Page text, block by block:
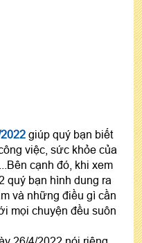
giúp quý bạn biết
việc, sức khỏe của
cạnh đó, khi xem
quý bạn hình dung ra
và những điều gì cần
mọi chuyện đều suôn